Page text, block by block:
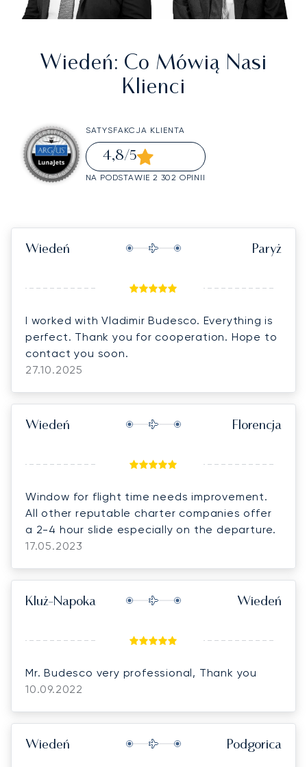
Wiedeń: Co Mówią Nasi
Klienci
SATYSFAKCJA KLIENTA
4,8/5
NA PODSTAWIE 2 302 OPINII
Wiedeń Paryż
I worked with Vladimir Budesco. Everything is
perfect. Thank you for cooperation. Hope to
contact you soon.
27.10.2025
Wiedeń Florencja
Window for flight time needs improvement.
All other reputable charter companies offer
a 2-4 hour slide especially on the departure.
17.05.2023
Kluż-Napoka Wiedeń
Mr. Budesco very professional, Thank you
10.09.2022
Wiedeń Podgorica